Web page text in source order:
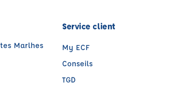
Marlhes
Service client
My ECF
Conseils
TGD